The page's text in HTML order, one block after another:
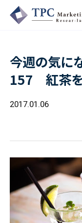
About Us ／
会社概要・沿革
Business
- 市場調査
- 競合調査
- アンケート調査
- クイックリサー
自主企画調査
Online
Beauty & Cosmetics
Health & Food
Pharmaceuticals &
Chemical & Life
Topics ／ トピ
ALL
お知らせ
Recruit ／ 採用
今週の気に
157 紅茶を
2017.01.06